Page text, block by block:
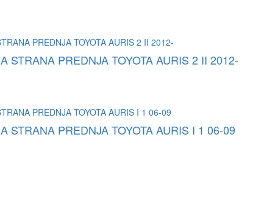
STRANA PREDNJA TOYOTA AURIS 2 II 2012-
STRANA PREDNJA TOYOTA AURIS I 1 06-09